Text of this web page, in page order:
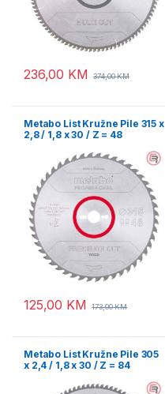
236,00 KM 374,00KM
Metabo List Kružne Pile 315 x
2,8 / 1,8 x 30 / Z = 48
Professional – 628056000
125,00 KM 173,00KM
Metabo List Kružne Pile 305
x 2,4 / 1,8 x 30 / Z = 84
Professional – 628229000